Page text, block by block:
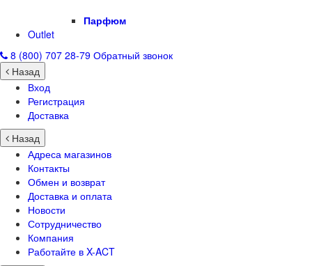
Парфюм
Outlet
8 (800) 707 28-79 Обратный звонок
Назад
Вход
Регистрация
Доставка
Назад
Адреса магазинов
Контакты
Обмен и возврат
Доставка и оплата
Новости
Сотрудничество
Компания
Работайте в X-ACT